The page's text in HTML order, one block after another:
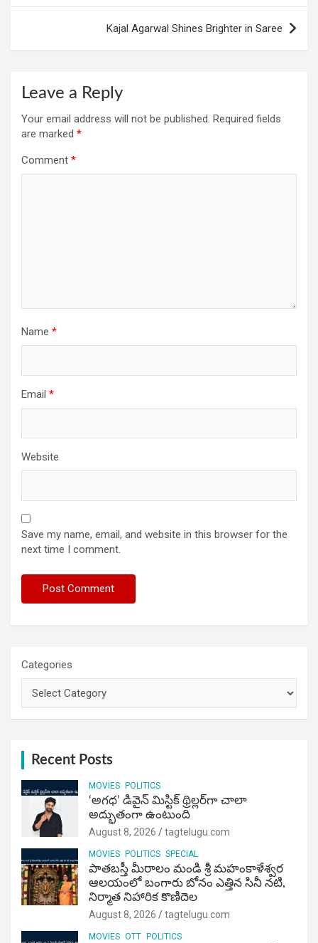
Kajal Agarwal Shines Brighter in Saree
Leave a Reply
Your email address will not be published. Required fields
are marked *
Comment *
Name *
Email *
Website
Save my name, email, and website in this browser for the
next time I comment.
Categories
Recent Posts
MOVIES POLITICS
‘అగధ’ డివైన్ మిస్టిక్ థ్రిల్లర్‌గా చాలా
అద్భుతంగా ఉంటుంది
August 8, 2026 tagtelugu.com
MOVIES POLITICS SPECIAL
పాతబస్తీ మీరాలం మండి శ్రీ మహంకాళేశ్వర
ఆలయంలో బంగారు బోనం ఎత్తిన సినీ నటి,
నిర్మాత నిహారిక కొణిదెల
August 8, 2026 tagtelugu.com
MOVIES OTT POLITICS